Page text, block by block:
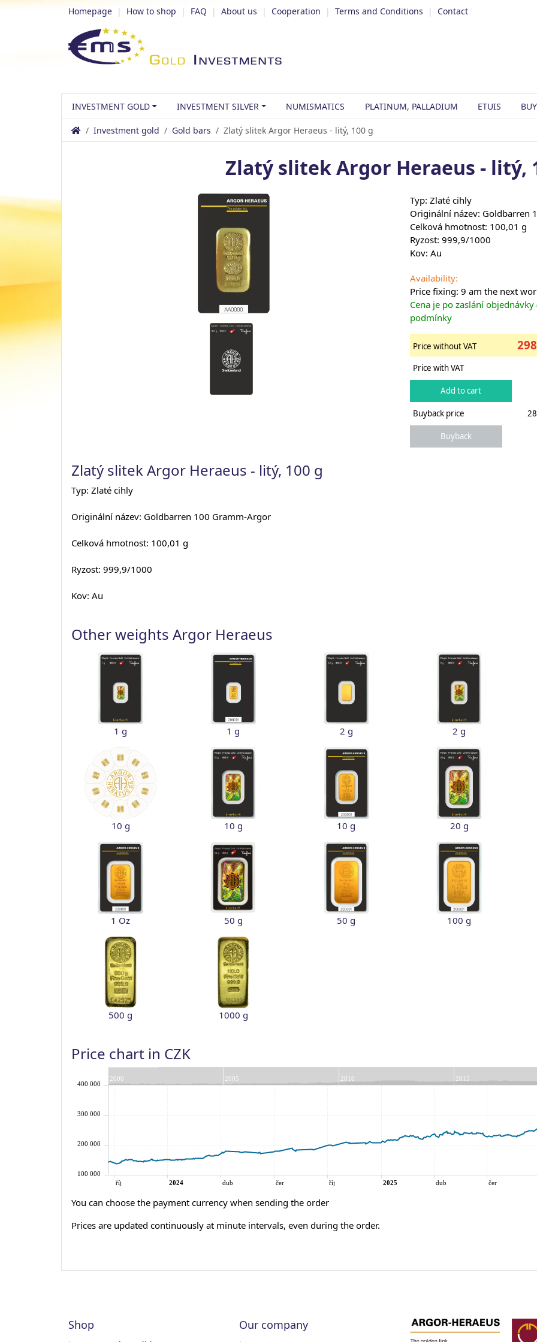
Homepage | How to shop | FAQ | About us | Cooperation | Terms and Conditions | Contact
INVESTMENT GOLD INVESTMENT SILVER NUMISMATICS PLATINUM, PALLADIUM ETUIS
Investment gold Gold bars Zlatý slitek Argor Heraeus - litý, 100 g
Zlatý slitek Argor Heraeus - litý,
Typ: Zlaté cihly
Originální název: Goldbarren
Celková hmotnost: 100,01 g
Ryzost: 999,9/1000
Kov: Au
Availability:
Price fixing: 9 am the next
Cena je po zaslání
podmínky
Price without VAT
Price with VAT
Buyback price
Zlatý slitek Argor Heraeus - litý, 100 g
Typ: Zlaté cihly
Originální název: Goldbarren 100 Gramm-Argor
Celková hmotnost: 100,01 g
Ryzost: 999,9/1000
Kov: Au
Other weights Argor Heraeus
1 g 1 g 2 g 2 g
10 g 10 g 10 g 20 g
1 Oz 50 g 50 g 100 g
500 g 1000 g
Price chart in CZK
You can choose the payment currency when sending the order
Prices are updated continuously at minute intervals, even during the order.
Shop Our company